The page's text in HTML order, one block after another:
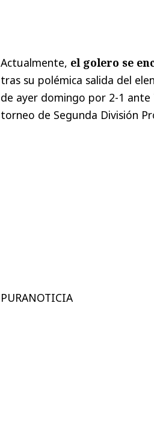
Actualmente, el golero se
tras su polémica salida del
de ayer domingo por 2-1 ante
torneo de Segunda División
PURANOTICIA